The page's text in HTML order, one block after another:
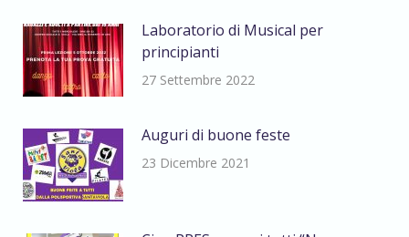
Laboratorio di Musical per
principianti
27 Settembre 2022
Auguri di buone feste
23 Dicembre 2021